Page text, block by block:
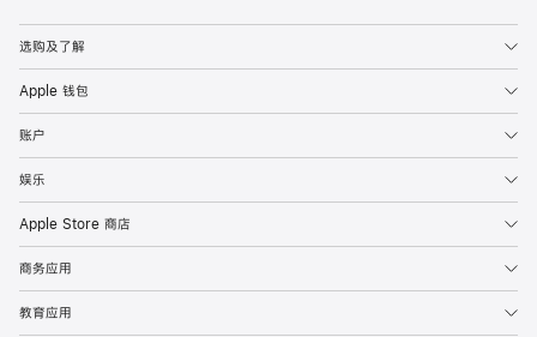
选购及了解
Apple 钱包
账户
娱乐
Apple Store 商店
商务应用
教育应用